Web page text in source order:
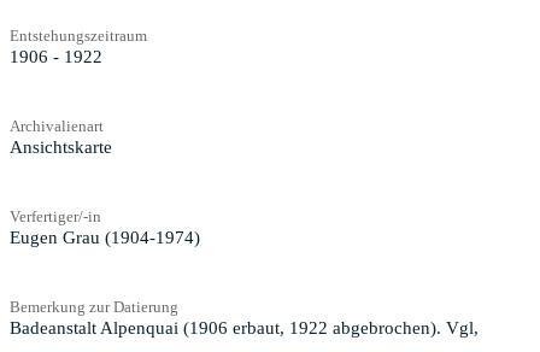
Entstehungszeitraum
1906 - 1922
Archivalienart
Ansichtskarte
Verfertiger/-in
Eugen Grau (1904-1974)
Bemerkung zur Datierung
Badeanstalt Alpenquai (1906 erbaut, 1922 abgebrochen). Vgl,